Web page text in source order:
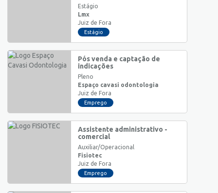
Estágio
Lmx
Juiz de Fora
Estágio
Pós venda e captação de
indicações
Pleno
Espaço cavasi odontologia
Juiz de Fora
Emprego
Assistente administrativo -
comercial
Auxiliar/Operacional
Fisiotec
Juiz de Fora
Emprego